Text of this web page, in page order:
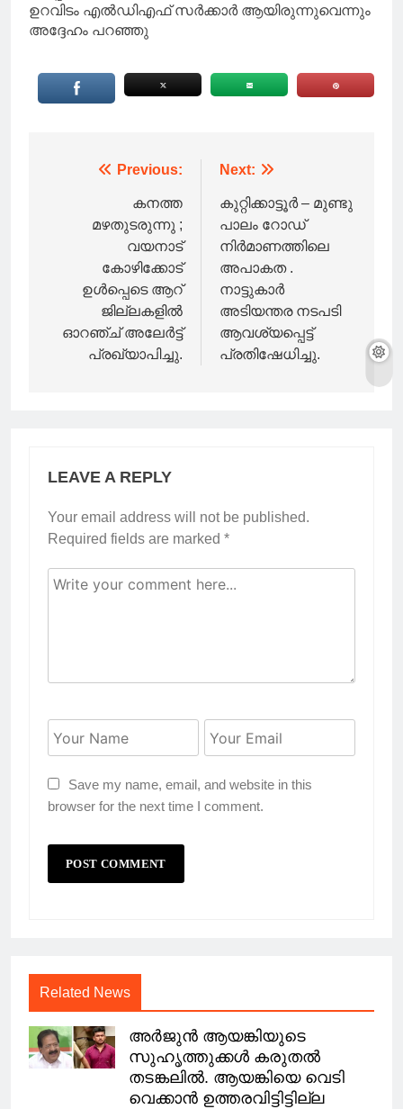
ഉറവിടം എല്‍ഡിഎഫ് സര്‍ക്കാര്‍ ആയിരുന്നുവെന്നും
അദ്ദേഹം പറഞ്ഞു
navigation
Previous:
കനത്ത
മഴതുടരുന്നു ;
വയനാട്
കോഴിക്കോട്
ഉള്‍പ്പെടെ ആറ്
ജില്ലകളില്‍
ഓറഞ്ച് അലേര്‍ട്ട്
പ്രഖ്യാപിച്ചു.
Next:
കുറ്റിക്കാട്ടൂർ – മുണ്ടു
പാലം റോഡ്
നിർമാണത്തിലെ
അപാകത .
നാട്ടുകാർ
അടിയന്തര നടപടി
ആവശ്യപ്പെട്ട്
പ്രതിഷേധിച്ചു.
LEAVE A REPLY
Your email address will not be published.
Required fields are marked *
Save my name, email, and website in this
browser for the next time I comment.
Related News
അ‍ർജുൻ ആയങ്കിയുടെ
സുഹൃത്തുക്കൾ കരുതൽ
തടങ്കലിൽ. ആയങ്കിയെ വെടി
വെക്കാൻ ഉത്തരവിട്ടിട്ടില്ല